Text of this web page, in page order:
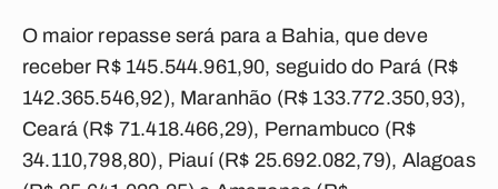
O maior repasse será para a Bahia, que deve
receber R$ 145.544.961,90, seguido do Pará (R$
142.365.546,92), Maranhão (R$ 133.772.350,93),
Ceará (R$ 71.418.466,29), Pernambuco (R$
34.110,798,80), Piauí (R$ 25.692.082,79), Alagoas